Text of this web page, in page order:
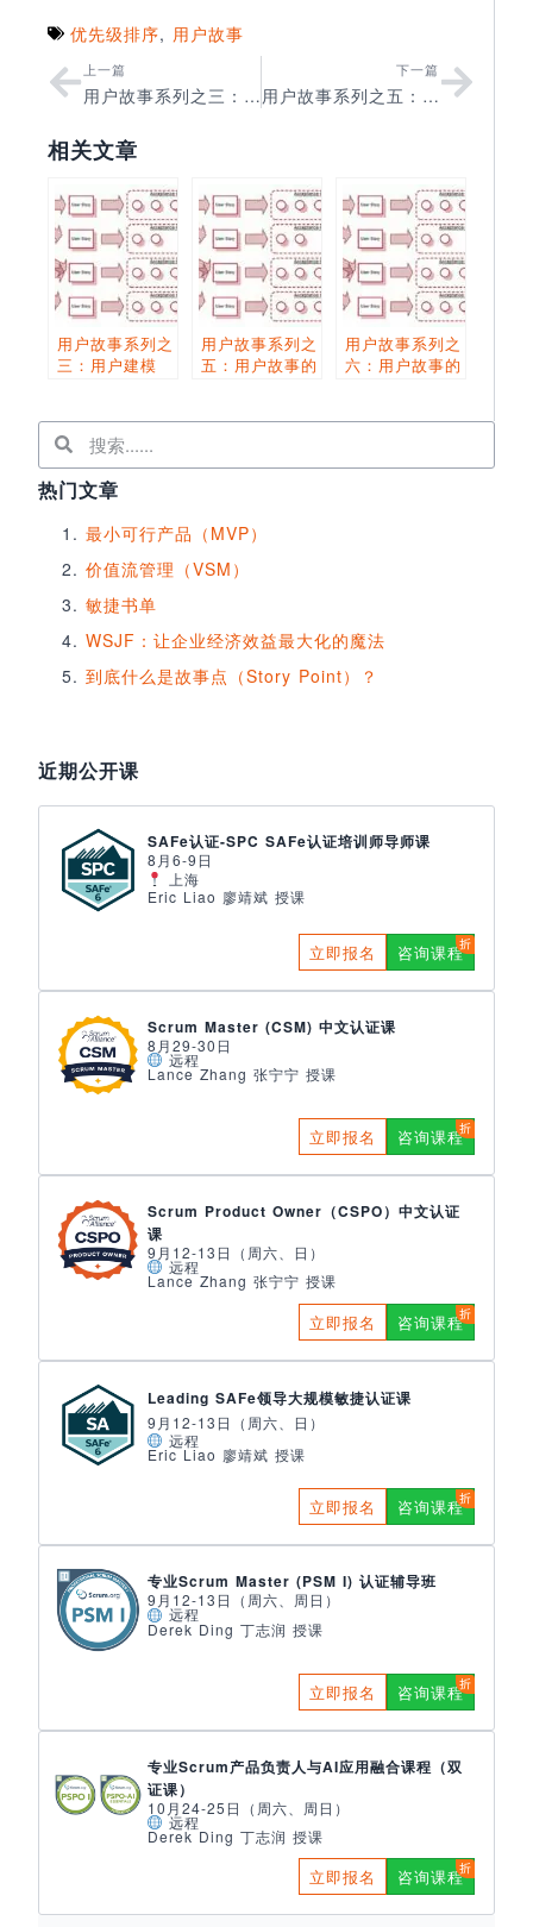
优先级排序, 用户故事
上一篇
用户故事系列之三：用户建模
下一篇
用户故事系列之五：用户故事的分类
相关文章
用户故事系列之
三：用户建模
用户故事系列之
五：用户故事的
用户故事系列之
六：用户故事的
热门文章
最小可行产品（MVP）
价值流管理（VSM）
敏捷书单
WSJF：让企业经济效益最大化的魔法
到底什么是故事点（Story Point）？
近期公开课
SAFe认证-SPC SAFe认证培训师导师课
8月6-9日
上海
Eric Liao 廖靖斌 授课
立即报名 咨询课程
Scrum Master (CSM) 中文认证课
8月29-30日
远程
Lance Zhang 张宁宁 授课
立即报名 咨询课程
Scrum Product Owner（CSPO）中文认证
课
9月12-13日（周六、日）
远程
Lance Zhang 张宁宁 授课
立即报名 咨询课程
Leading SAFe领导大规模敏捷认证课
9月12-13日（周六、日）
远程
Eric Liao 廖靖斌 授课
立即报名 咨询课程
专业Scrum Master (PSM I) 认证辅导班
9月12-13日（周六、周日）
远程
Derek Ding 丁志润 授课
立即报名 咨询课程
专业Scrum产品负责人与AI应用融合课程（双
证课）
10月24-25日（周六、周日）
远程
Derek Ding 丁志润 授课
立即报名 咨询课程